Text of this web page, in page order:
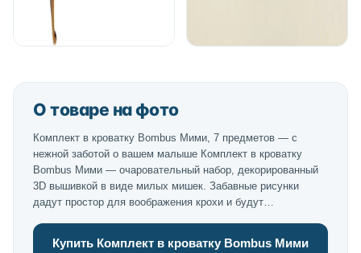
О товаре на фото
Комплект в кроватку Bombus Мими, 7 предметов — с
нежной заботой о вашем малыше Комплект в кроватку
Bombus Мими — очаровательный набор, декорированный
3D вышивкой в виде милых мишек. Забавные рисунки
дадут простор для воображения крохи и будут…
Купить Комплект в кроватку Bombus Мими